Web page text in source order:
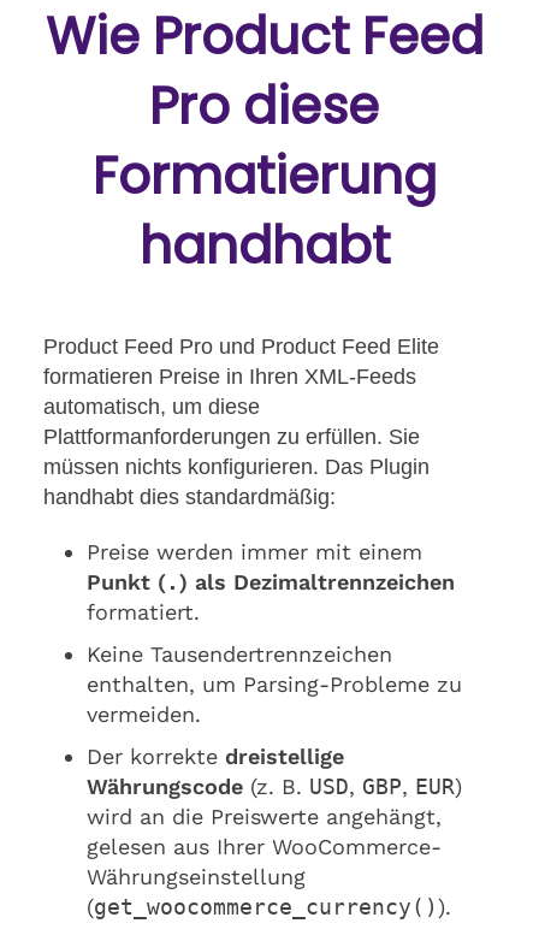
Wie Product Feed
Pro diese
Formatierung
handhabt
Product Feed Pro und Product Feed Elite
formatieren Preise in Ihren XML-Feeds
automatisch, um diese
Plattformanforderungen zu erfüllen. Sie
müssen nichts konfigurieren. Das Plugin
handhabt dies standardmäßig:
Preise werden immer mit einem
Punkt (.) als Dezimaltrennzeichen
formatiert.
Keine Tausendertrennzeichen
enthalten, um Parsing-Probleme zu
vermeiden.
Der korrekte dreistellige
Währungscode (z. B. USD, GBP, EUR)
wird an die Preiswerte angehängt,
gelesen aus Ihrer WooCommerce-
Währungseinstellung
(get_woocommerce_currency()).